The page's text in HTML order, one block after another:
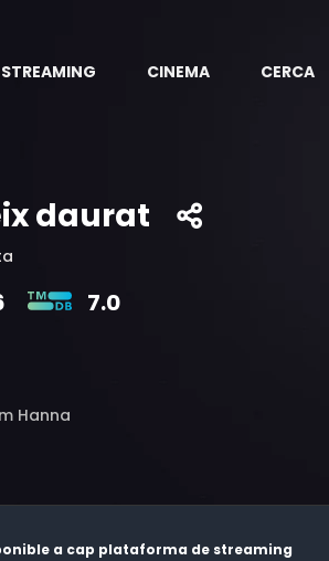
STREAMING CINEMA CERCA
daurat
7.0
Hanna
a cap plataforma de streaming